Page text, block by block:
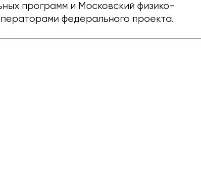
программ и Московский физико-
федерального проекта.